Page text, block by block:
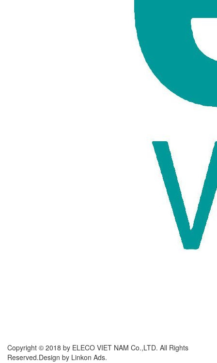
Copyright © 2018 by ELECO VIET NAM Co.,LTD. All Rights
Reserved.Design by Linkon Ads.